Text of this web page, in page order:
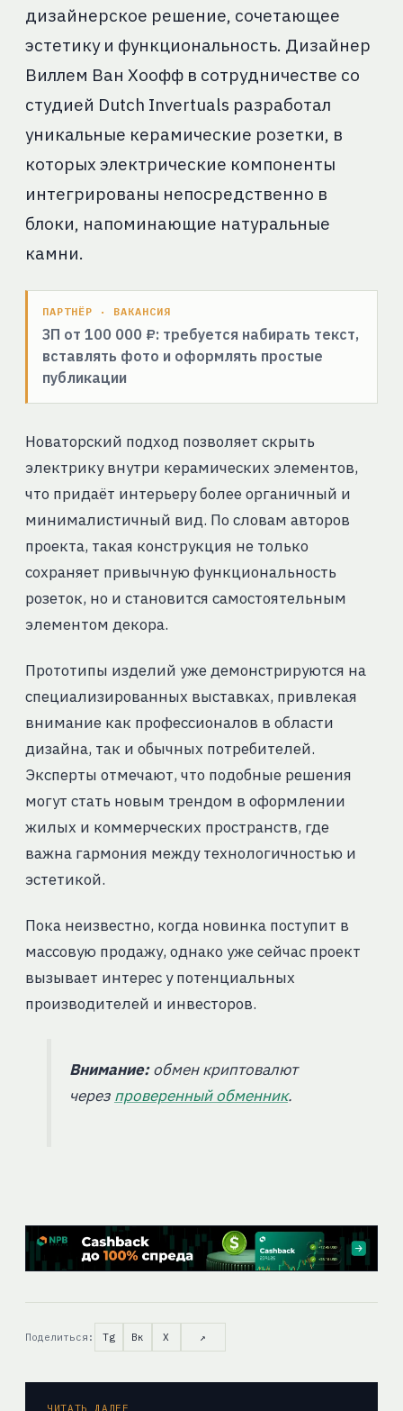
дизайнерское решение, сочетающее
эстетику и функциональность. Дизайнер
Виллем Ван Хоофф в сотрудничестве со
студией Dutch Invertuals разработал
уникальные керамические розетки, в
которых электрические компоненты
интегрированы непосредственно в
блоки, напоминающие натуральные
камни.
ПАРТНЁР · ВАКАНСИЯ
ЗП от 100 000 ₽: требуется набирать текст,
вставлять фото и оформлять простые
публикации
Новаторский подход позволяет скрыть
электрику внутри керамических элементов,
что придаёт интерьеру более органичный и
минималистичный вид. По словам авторов
проекта, такая конструкция не только
сохраняет привычную функциональность
розеток, но и становится самостоятельным
элементом декора.
Прототипы изделий уже демонстрируются на
специализированных выставках, привлекая
внимание как профессионалов в области
дизайна, так и обычных потребителей.
Эксперты отмечают, что подобные решения
могут стать новым трендом в оформлении
жилых и коммерческих пространств, где
важна гармония между технологичностью и
эстетикой.
Пока неизвестно, когда новинка поступит в
массовую продажу, однако уже сейчас проект
вызывает интерес у потенциальных
производителей и инвесторов.
Внимание:обмен криптовалют
через проверенный обменник.
Поделиться: Tg Вк X ↗
ЧИТАТЬ ДАЛЕЕ